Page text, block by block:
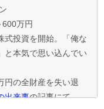
万円
投資を開始。「俺な
と本気で思い込んでい
の全財産を失い退
出来事の記事にて